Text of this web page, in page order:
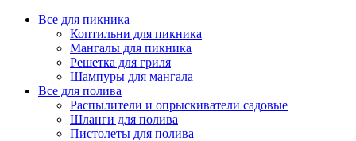
Все для пикника
Коптильни для пикника
Мангалы для пикника
Решетка для гриля
Шампуры для мангала
Все для полива
Распылители и опрыскиватели садовые
Шланги для полива
Пистолеты для полива